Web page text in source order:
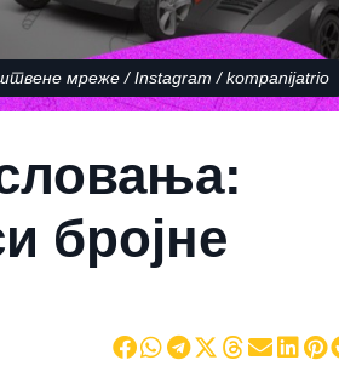
мреже / Instagram / kompanijatrio
бројне